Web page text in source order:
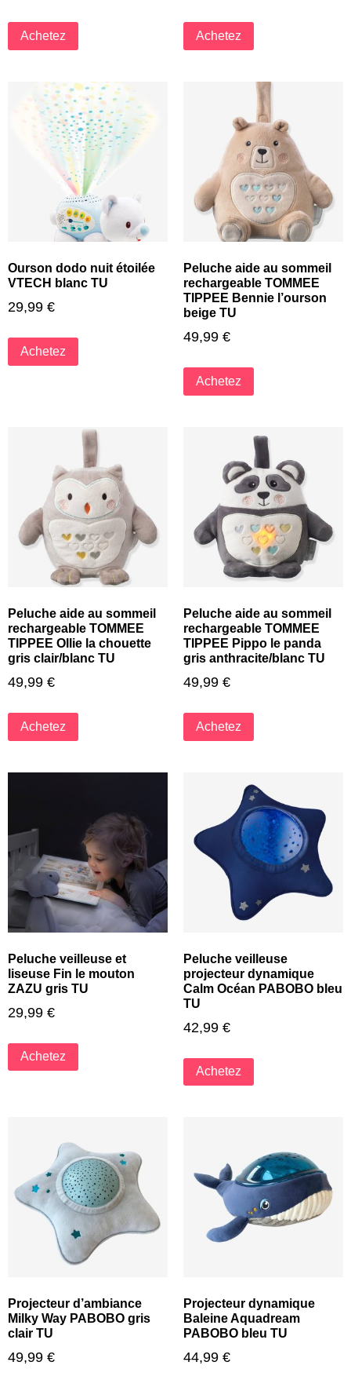
Achetez Achetez
Ourson dodo nuit étoilée
VTECH blanc TU
29,99 €
Achetez
Peluche aide au sommeil
rechargeable TOMMEE
TIPPEE Bennie l’ourson
beige TU
49,99 €
Achetez
Peluche aide au sommeil
rechargeable TOMMEE
TIPPEE Ollie la chouette
gris clair/blanc TU
49,99 €
Achetez
Peluche aide au sommeil
rechargeable TOMMEE
TIPPEE Pippo le panda
gris anthracite/blanc TU
49,99 €
Achetez
Peluche veilleuse et
liseuse Fin le mouton
ZAZU gris TU
29,99 €
Achetez
Peluche veilleuse
projecteur dynamique
Calm Océan PABOBO bleu
TU
42,99 €
Achetez
Projecteur d’ambiance
Milky Way PABOBO gris
clair TU
49,99 €
Projecteur dynamique
Baleine Aquadream
PABOBO bleu TU
44,99 €